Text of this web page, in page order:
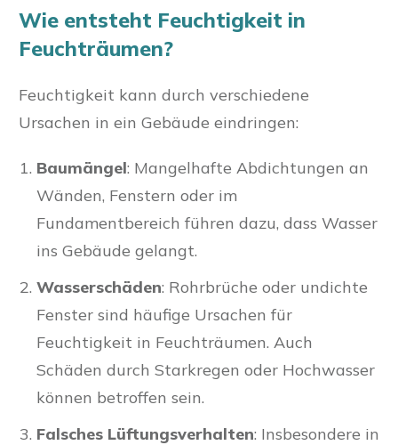
Wie entsteht Feuchtigkeit in
Feuchträumen?
Feuchtigkeit kann durch verschiedene
Ursachen in ein Gebäude eindringen:
Baumängel: Mangelhafte Abdichtungen an
Wänden, Fenstern oder im
Fundamentbereich führen dazu, dass Wasser
ins Gebäude gelangt.
Wasserschäden: Rohrbrüche oder undichte
Fenster sind häufige Ursachen für
Feuchtigkeit in Feuchträumen. Auch
Schäden durch Starkregen oder Hochwasser
können betroffen sein.
Falsches Lüftungsverhalten: Insbesondere in